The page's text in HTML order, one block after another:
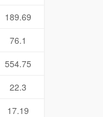
189.69
76.1
554.75
22.3
17.19